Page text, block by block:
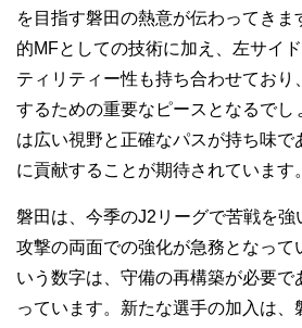
を目指す磐田の熱意が伝わってき
的MFとしての技術に加え、左サイ
ティリティー性も持ち合わせており
するための重要なピースとなるでし
は広い視野と正確なパスが持ち味で
に貢献することが期待されています。
磐田は、今季のJ2リーグで苦戦を強
攻撃の両面での強化が急務となって
いう数字は、守備の再構築が必要で
っています。新たな選手の加入は